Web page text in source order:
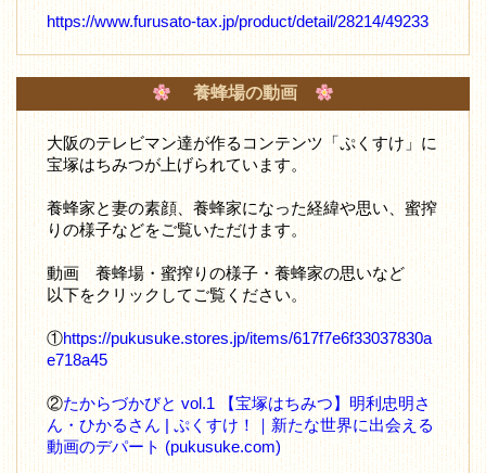
https://www.furusato-tax.jp/product/detail/28214/49233
養蜂場の動画
大阪のテレビマン達が作るコンテンツ「ぷくすけ」に
宝塚はちみつが上げられています。
養蜂家と妻の素顔、養蜂家になった経緯や思い、蜜搾
りの様子などをご覧いただけます。
動画 養蜂場・蜜搾りの様子・養蜂家の思いなど
以下をクリックしてご覧ください。
①https://pukusuke.stores.jp/items/617f7e6f33037830a
e718a45
②たからづかびと vol.1 【宝塚はちみつ】明利忠明さ
ん・ひかるさん | ぷくすけ！｜新たな世界に出会える
動画のデパート (pukusuke.com)